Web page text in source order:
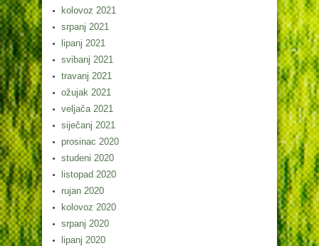
kolovoz 2021
srpanj 2021
lipanj 2021
svibanj 2021
travanj 2021
ožujak 2021
veljača 2021
siječanj 2021
prosinac 2020
studeni 2020
listopad 2020
rujan 2020
kolovoz 2020
srpanj 2020
lipanj 2020